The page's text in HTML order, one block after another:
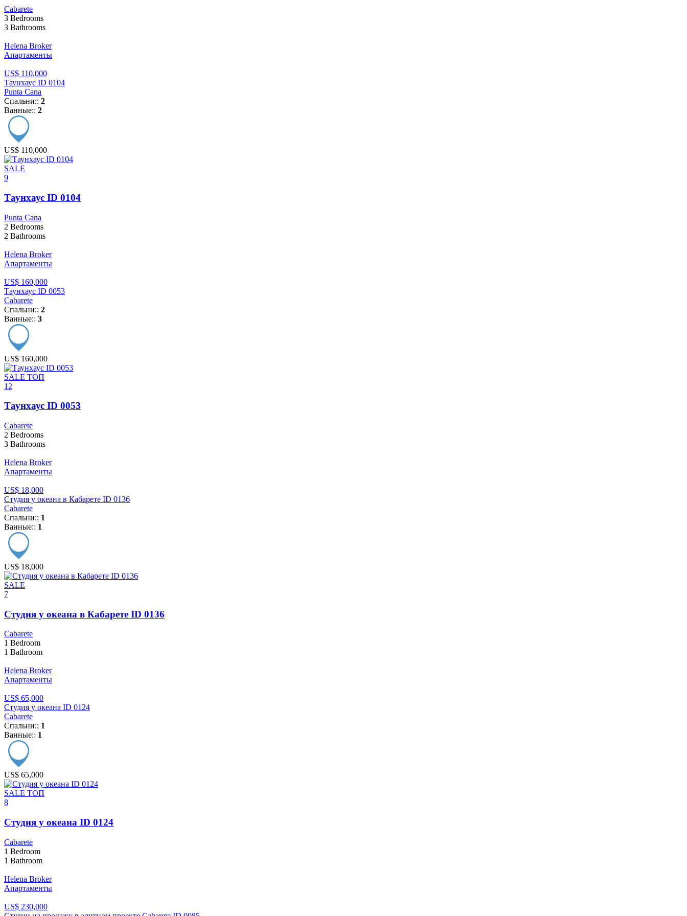
Cabarete
3 Bedrooms
3 Bathrooms
Helena Broker
Апартаменты
US$ 110,000
Таунхаус ID 0104
Punta Cana
Спальни:: 2
Ванные:: 2
US$ 110,000
SALE
9
Таунхаус ID 0104
Punta Cana
2 Bedrooms
2 Bathrooms
Helena Broker
Апартаменты
US$ 160,000
Таунхаус ID 0053
Cabarete
Спальни:: 2
Ванные:: 3
US$ 160,000
SALE ТОП
12
Таунхаус ID 0053
Cabarete
2 Bedrooms
3 Bathrooms
Helena Broker
Апартаменты
US$ 18,000
Студия у океана в Кабарете ID 0136
Cabarete
Спальни:: 1
Ванные:: 1
US$ 18,000
SALE
7
Студия у океана в Кабарете ID 0136
Cabarete
1 Bedroom
1 Bathroom
Helena Broker
Апартаменты
US$ 65,000
Студия у океана ID 0124
Cabarete
Спальни:: 1
Ванные:: 1
US$ 65,000
SALE ТОП
8
Студия у океана ID 0124
Cabarete
1 Bedroom
1 Bathroom
Helena Broker
Апартаменты
US$ 230,000